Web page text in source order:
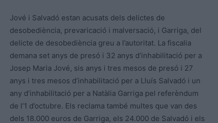
Jové i Salvadó estan acusats dels delictes de
desobediència, prevaricació i malversació, i Garriga, del
delicte de desobediència greu a l’autoritat. La fiscalia
demana set anys de presó i 32 anys d’inhabilitació per a
Josep Maria Jové, sis anys i tres mesos de presó i 27
anys i tres mesos d’inhabilitació per a Lluís Salvadó i un
any d’inhabilitació per a Natàlia Garriga pel referèndum
de l’1 d’octubre. Els reclama també multes que van des
dels 18.000 euros de Garriga, els 24.000 de Salvadó i els